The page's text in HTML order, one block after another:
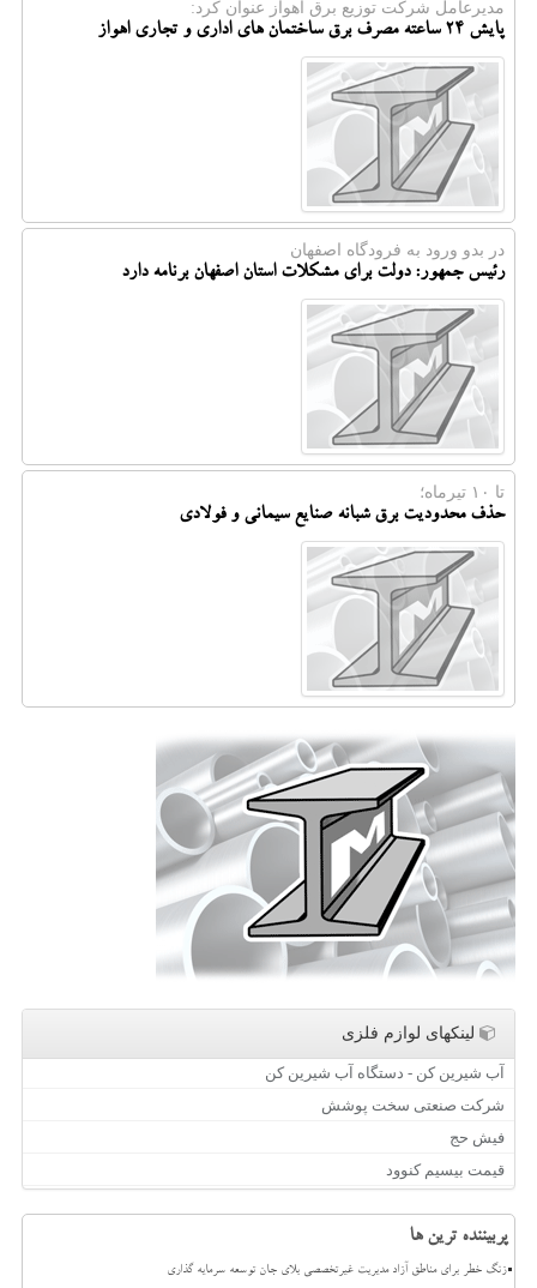
مدیرعامل شركت توزیع برق اهواز عنوان كرد:
پایش ۲۴ ساعته مصرف برق ساختمان های اداری و تجاری اهواز
در بدو ورود به فرودگاه اصفهان
رئیس جمهور: دولت برای مشکلات استان اصفهان برنامه دارد
تا ۱۰ تیرماه؛
حذف محدودیت برق شبانه صنایع سیمانی و فولادی
لینکهای لوازم فلزی
آب شیرین کن - دستگاه آب شیرین کن
شرکت صنعتی سخت پوشش
فیش حج
قیمت بیسیم کنوود
پربیننده ترین ها
زنگ خطر برای مناطق آزاد مدیریت غیرتخصصی بلای جان توسعه سرمایه گذاری